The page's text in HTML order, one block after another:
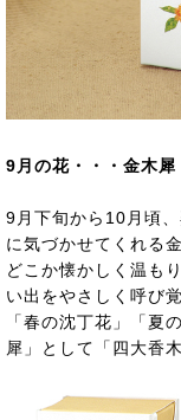
9月の花・・・金木犀
9月下旬から10月頃
に気づかせてくれる金
どこか懐かしく温も
い出をやさしく呼び
「春の沈丁花」「夏
犀」として「四大香